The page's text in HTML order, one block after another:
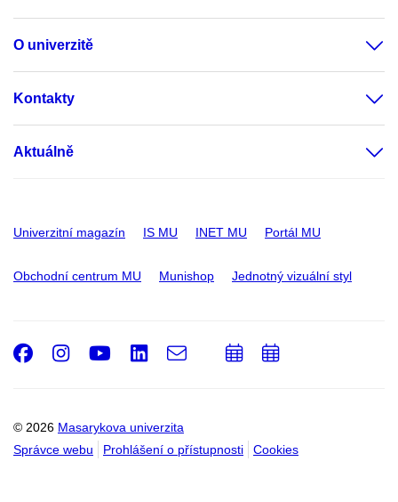
O univerzitě
Kontakty
Aktuálně
Univerzitní magazín IS MU INET MU Portál MU
Obchodní centrum MU Munishop Jednotný vizuální styl
© 2026 Masarykova univerzita
Správce webu
Prohlášení o přístupnosti Cookies
Facebook
Instagram
Youtube
LinkedIn
e-
PřidatPřidat